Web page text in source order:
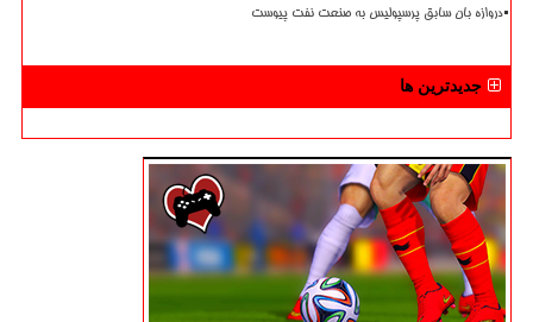
دروازه بان سابق پرسپولیس به صنعت نفت پیوست
جدیدترین ها